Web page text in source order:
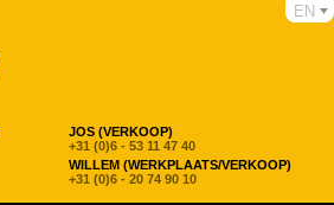
JOS (VERKOOP)
+31 (0)6 - 53 11 47 40
WILLEM (WERKPLAATS/VERKOOP)
+31 (0)6 - 20 74 90 10
EN